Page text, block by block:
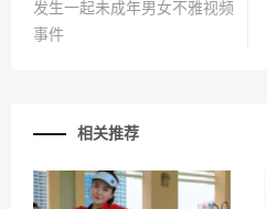
发生一起未成年男女不雅视频
事件
相关推荐